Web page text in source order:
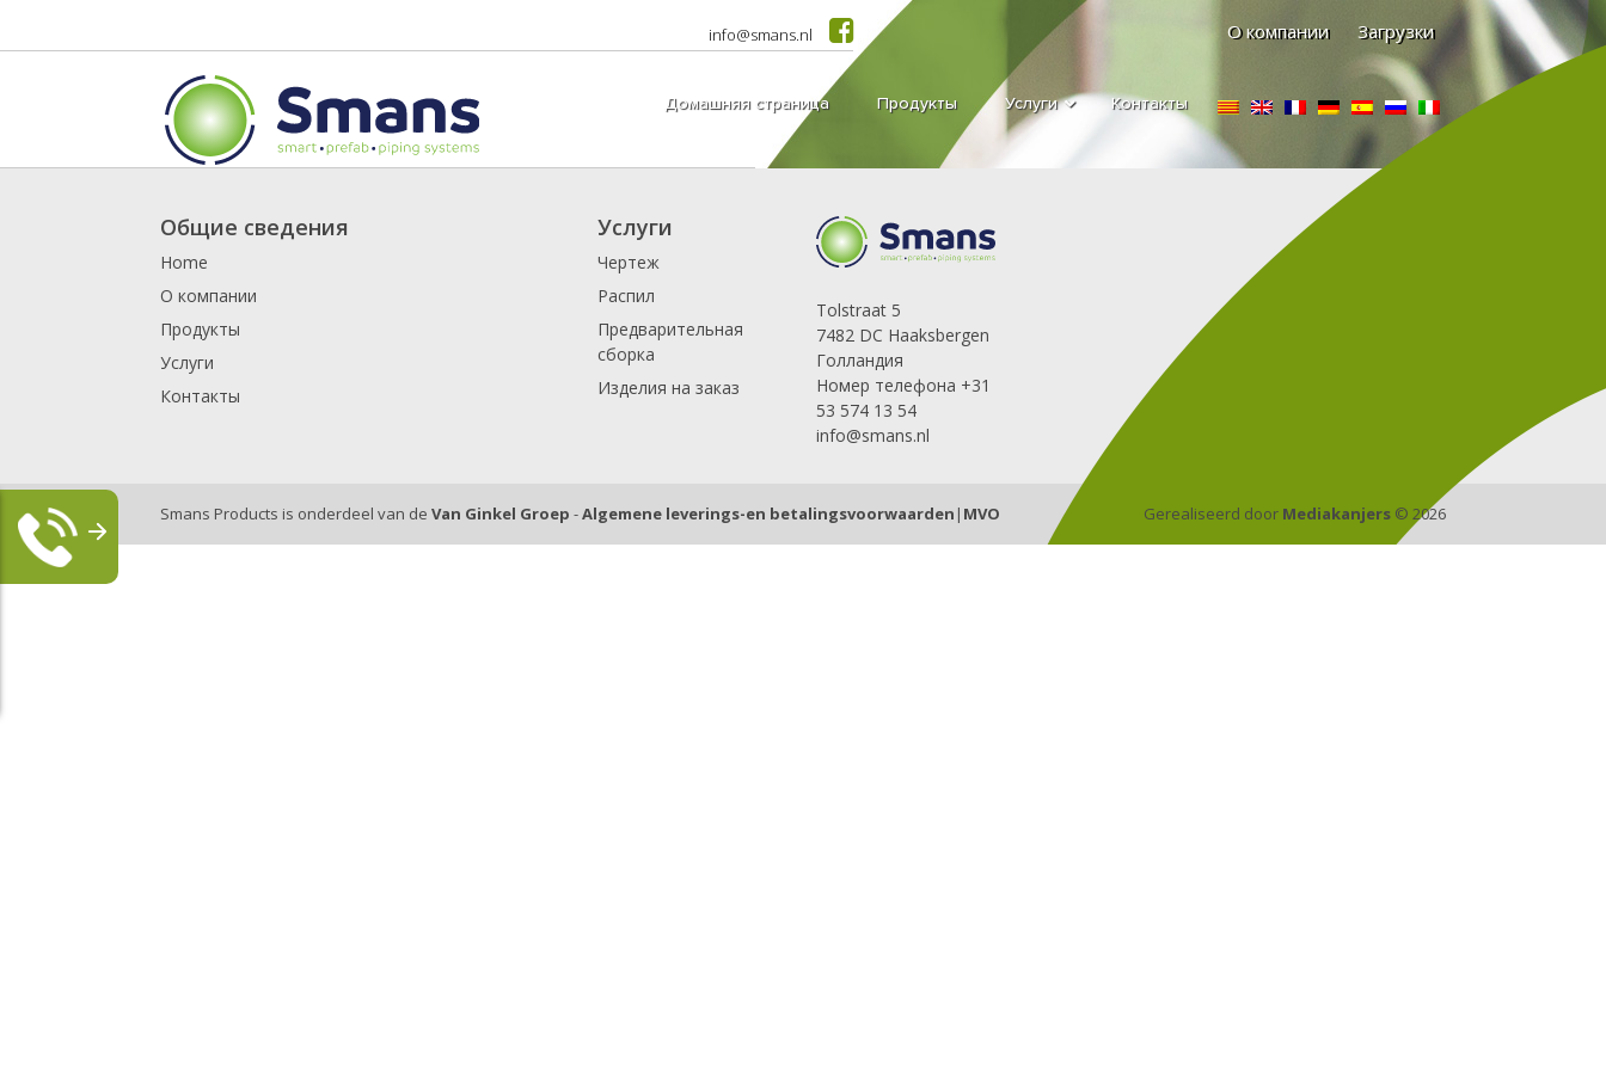
info@smans.nl О компании Загрузки
Домашняя страница Продукты Услуги Контакты
Общие сведения
Home
О компании
Продукты
Услуги
Контакты
Услуги
Чертеж
Распил
Предварительная
сборка
Изделия на заказ
Tolstraat 5
7482 DC Haaksbergen
Голландия
Номер телефона +31
53 574 13 54
info@smans.nl
Smans Products is onderdeel van deVan Ginkel Groep -Algemene leverings-en betalingsvoorwaarden | MVO Gerealiseerd door Mediakanjers© 2026